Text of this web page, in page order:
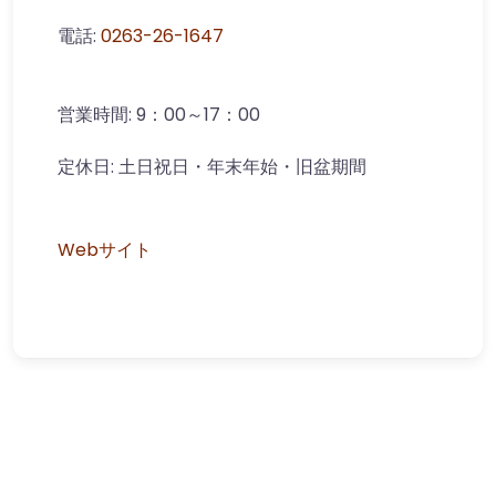
電話: 0263-26-1647
営業時間: 9：00～17：00
定休日: 土日祝日・年末年始・旧盆期間
Webサイト